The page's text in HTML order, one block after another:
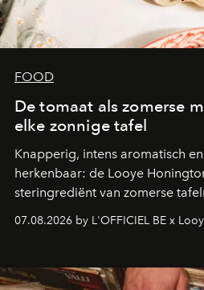
FOOD
De tomaat als zomerse
elke zonnige tafel
Knapperig, intens aromatisch
herkenbaar: de Looye
steringrediënt van zomerse
levenskunst, verfijnde eenvoud
belichamen ze een bepaalde
07.08.2026 by L'OFFICIEL BE x